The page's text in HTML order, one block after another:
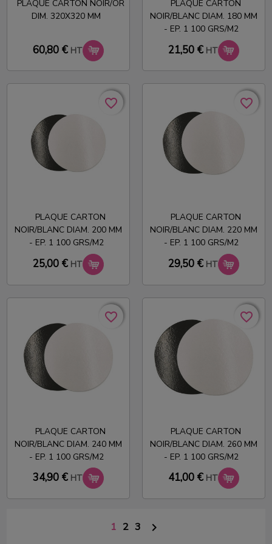
PLAQUE CARTON NOIR/OR
DIM. 320X320 MM
60,80 € HT
PLAQUE CARTON
NOIR/BLANC DIAM. 180 MM
- EP. 1 100 GRS/M2
21,50 € HT
PLAQUE CARTON
NOIR/BLANC DIAM. 200 MM
- EP. 1 100 GRS/M2
25,00 € HT
favorite_border
favorite_border
PLAQUE CARTON
NOIR/BLANC DIAM. 220 MM
- EP. 1 100 GRS/M2
29,50 € HT
favorite_border
favorite_border
PLAQUE CARTON
NOIR/BLANC DIAM. 240 MM
- EP. 1 100 GRS/M2
34,90 € HT
favorite_border
favorite_border
PLAQUE CARTON
NOIR/BLANC DIAM. 260 MM
- EP. 1 100 GRS/M2
41,00 € HT
favorite_border
favorite_border
1 2 3 